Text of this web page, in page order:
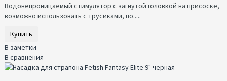
Водонепроницаемый стимулятор с загнутой головкой на присоске,
возможно использовать с трусиками, по.....
Купить
В заметки
В сравнения